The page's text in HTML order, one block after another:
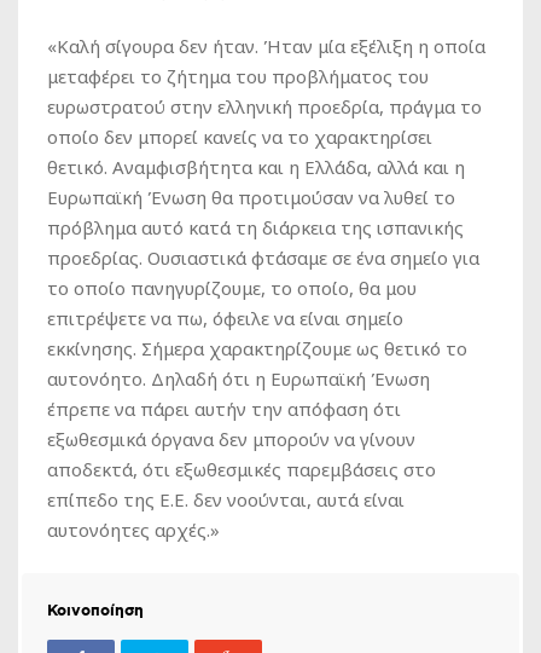
«Καλή σίγουρα δεν ήταν. Ήταν μία εξέλιξη η οποία
μεταφέρει το ζήτημα του προβλήματος του
ευρωστρατού στην ελληνική προεδρία, πράγμα το
οποίο δεν μπορεί κανείς να το χαρακτηρίσει
θετικό. Αναμφισβήτητα και η Ελλάδα, αλλά και η
Ευρωπαϊκή Ένωση θα προτιμούσαν να λυθεί το
πρόβλημα αυτό κατά τη διάρκεια της ισπανικής
προεδρίας. Ουσιαστικά φτάσαμε σε ένα σημείο για
το οποίο πανηγυρίζουμε, το οποίο, θα μου
επιτρέψετε να πω, όφειλε να είναι σημείο
εκκίνησης. Σήμερα χαρακτηρίζουμε ως θετικό το
αυτονόητο. Δηλαδή ότι η Ευρωπαϊκή Ένωση
έπρεπε να πάρει αυτήν την απόφαση ότι
εξωθεσμικά όργανα δεν μπορούν να γίνουν
αποδεκτά, ότι εξωθεσμικές παρεμβάσεις στο
επίπεδο της Ε.Ε. δεν νοούνται, αυτά είναι
αυτονόητες αρχές.»
Κοινοποίηση